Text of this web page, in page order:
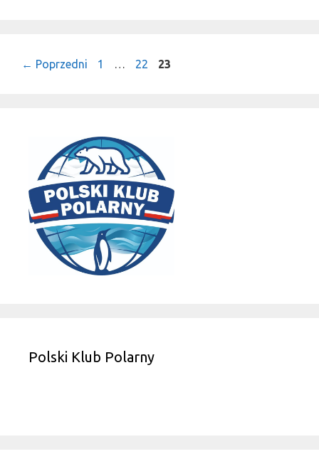
← Poprzedni Strona
1 Strona
22 Strona
23
Polski Klub Polarny